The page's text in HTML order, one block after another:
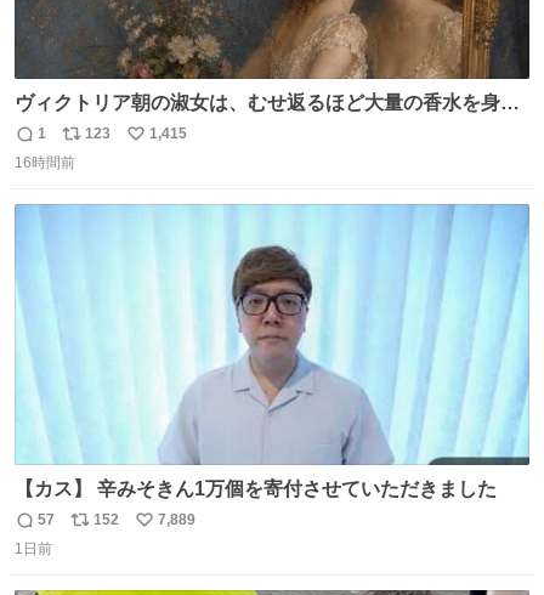
ヴィクトリア朝の淑女は、むせ返るほど大量の香水を身に
つけるものではないとされていた。それでも香水は、髪や
肌の手入れと同じくらい、ヴィクトリア朝の女性達の美容
が知る香水よりも単純な組成で、その大部分は薔薇、菫、
返
信
1
リ
ポ
123
い
1,415
16時間前
【カス】 辛みそきん1万個を寄付させていただきました
返
信
57
リ
152
い
7,889
1日前